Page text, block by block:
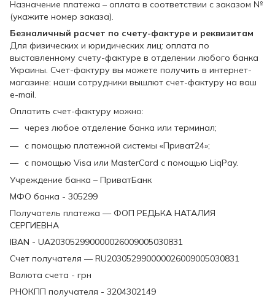
Назначение платежа – оплата в соответствии с заказом №
(укажите номер заказа).
Безналичный расчет по счету-фактуре и реквизитам
Для физических и юридических лиц: оплата по
выставленному счету-фактуре в отделении любого банка
Украины. Счет-фактуру вы можете получить в интернет-
магазине: наши сотрудники вышлют счет-фактуру на ваш
e-mail.
Оплатить счет-фактуру можно:
через любое отделение банка или терминал;
с помощью платежной системы «Приват24»;
с помощью Visa или MasterCard с помощью LiqPay.
Учреждение банка – ПриватБанк
МФО банка - 305299
Получатель платежа — ФОП РЕДЬКА НАТАЛИЯ
СЕРГИЕВНА
IBAN - UA203052990000026009005030831
Счет получателя — RU203052990000026009005030831
Валюта счета - грн
РНОКПП получателя - 3204302149